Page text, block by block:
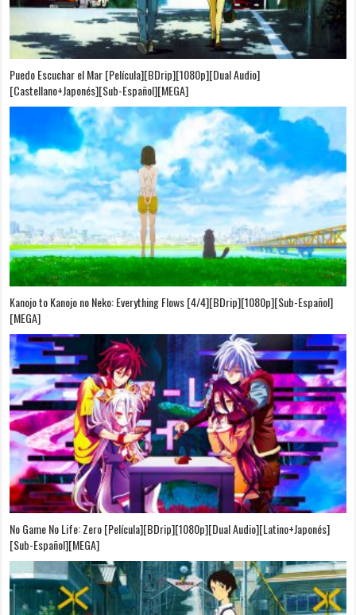
Puedo Escuchar el Mar [Película][BDrip][1080p][Dual Audio]
[Castellano+Japonés][Sub-Español][MEGA]
Kanojo to Kanojo no Neko: Everything Flows [4/4][BDrip][1080p][Sub-Español]
[MEGA]
No Game No Life: Zero [Película][BDrip][1080p][Dual Audio][Latino+Japonés]
[Sub-Español][MEGA]